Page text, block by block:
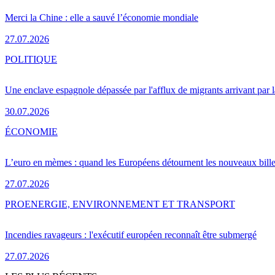
Merci la Chine : elle a sauvé l’économie mondiale
27.07.2026
Une enclave espagnole dépassée par l'afflux de migrants arrivant par
30.07.2026
POLITIQUE
L’euro en mèmes : quand les Européens détournent les nouveaux
27.07.2026
ÉCONOMIE
Incendies ravageurs : l'exécutif européen reconnaît être submergé
27.07.2026
PROENERGIE, ENVIRONNEMENT ET TRANSPORT